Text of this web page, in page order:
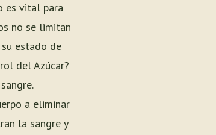
es vital para
no se limitan
estado de
del Azúcar?
a eliminar
la sangre y